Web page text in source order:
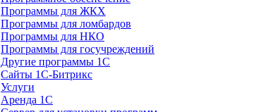
Программы для ЖКХ
Программы для ломбардов
Программы для НКО
Программы для госучреждений
Другие программы 1С
Сайты 1С-Битрикс
Услуги
Аренда 1С